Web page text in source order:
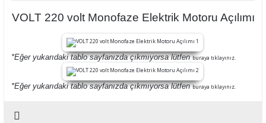
VOLT 220 volt Monofaze Elektrik Motoru Açılımı
*Eğer yukarıdaki tablo sayfanızda çıkmıyorsa lütfenburaya tıklayınız.
*Eğer yukarıdaki tablo sayfanızda çıkmıyorsa lütfenburaya tıklayınız.